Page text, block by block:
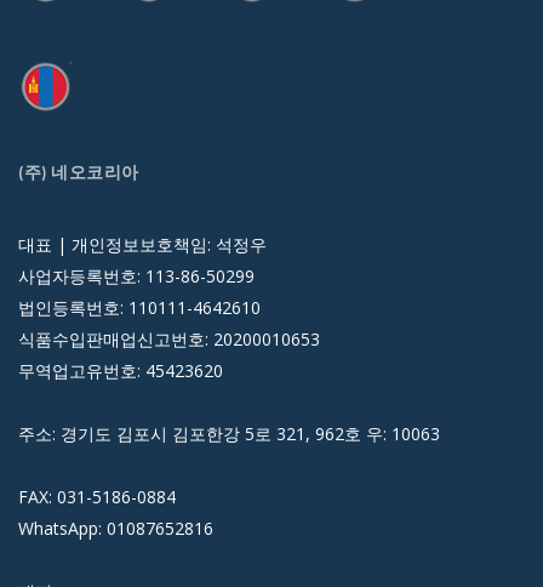
(주) 네오코리아
대표 | 개인정보보호책임: 석정우
사업자등록번호: 113-86-50299
법인등록번호: 110111-4642610
식품수입판매업신고번호: 20200010653
무역업고유번호: 45423620
주소: 경기도 김포시 김포한강 5로 321, 962호 우: 10063
FAX: 031-5186-0884
WhatsApp: 01087652816